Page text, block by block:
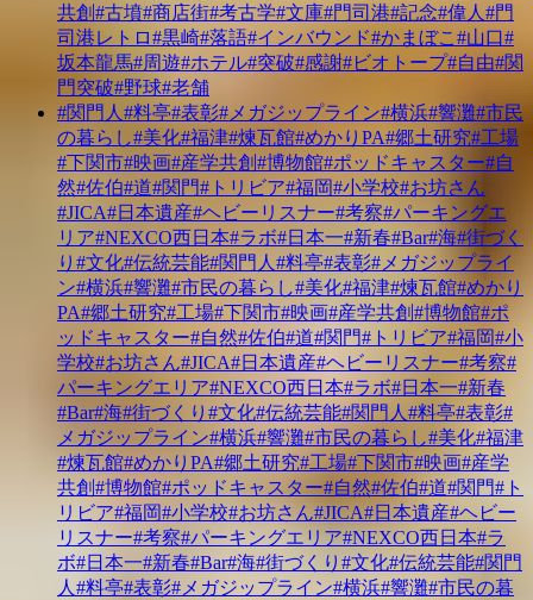
共創#古墳#商店街#考古学#文庫#門司港#記念#偉人 #門
司港レトロ#黒崎#落語#インバウンド#かまぼこ #山口#
坂本龍馬#周遊#ホテル#突破#感謝#ビオトープ#自由#関
門突破#野球#老舗
#関門人 #料亭#表彰#メガジップライン#横浜#響灘#市民
の暮らし#美化#福津#煉瓦館#めかりPA#郷土研究#工場
#下関市#映画#産学共創#博物館#ポッドキャスター#自
然#佐伯#道#関門#トリビア#福岡#小学校#お坊さん
#JICA#日本遺産#ヘビーリスナー#考察#パーキングエ
リア#NEXCO西日本#ラボ#日本一#新春#Bar#海#街づく
り #文化#伝統芸能#関門人 #料亭#表彰#メガジップライ
ン#横浜#響灘#市民の暮らし#美化#福津#煉瓦館#めかり
PA#郷土研究#工場#下関市#映画#産学共創#博物館#ポ
ッドキャスター#自然#佐伯#道#関門#トリビア#福岡#小
学校#お坊さん#JICA#日本遺産#ヘビーリスナー#考察#
パーキングエリア#NEXCO西日本#ラボ#日本一#新春
#Bar#海#街づくり #文化#伝統芸能#関門人 #料亭#表彰#
メガジップライン#横浜#響灘#市民の暮らし#美化#福津
#煉瓦館#めかりPA#郷土研究#工場#下関市#映画#産学
共創#博物館#ポッドキャスター#自然#佐伯#道#関門#ト
リビア#福岡#小学校#お坊さん#JICA#日本遺産#ヘビー
リスナー#考察#パーキングエリア#NEXCO西日本#ラ
ボ#日本一#新春#Bar#海#街づくり #文化#伝統芸能#関門
人 #料亭#表彰#メガジップライン#横浜#響灘#市民の暮